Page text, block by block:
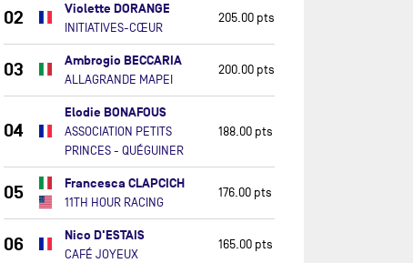
02 Violette DORANGE
INITIATIVES-CŒUR
205.00 pts
03 Ambrogio BECCARIA
ALLAGRANDE MAPEI
200.00 pts
04
Elodie BONAFOUS
ASSOCIATION PETITS
PRINCES - QUÉGUINER
188.00 pts
05 Francesca CLAPCICH
11TH HOUR RACING
176.00 pts
06 Nico D'ESTAIS
CAFÉ JOYEUX
165.00 pts